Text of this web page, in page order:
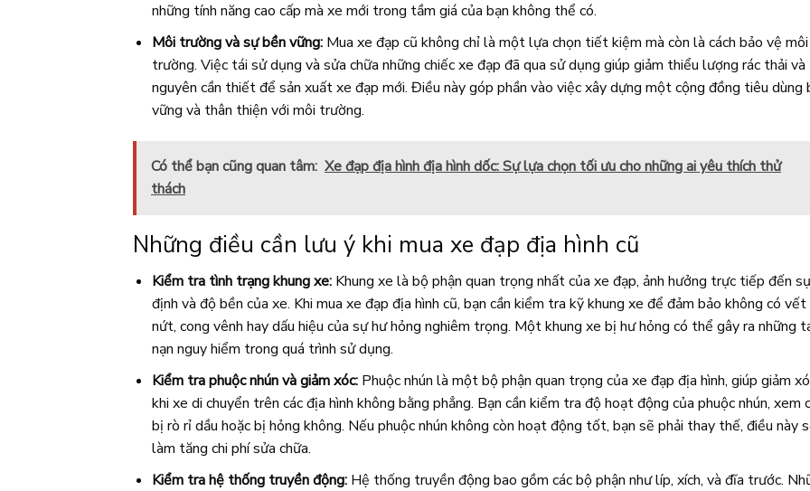
những tính năng cao cấp mà xe mới trong tầm giá của bạn không thể có.
Môi trường và sự bền vững:Mua xe đạp cũ không chỉ là một lựa chọn tiết kiệm mà còn là cách bảo vệ môi
trường. Việc tái sử dụng và sửa chữa những chiếc xe đạp đã qua sử dụng giúp giảm thiểu lượng rác thải
nguyên cần thiết để sản xuất xe đạp mới. Điều này góp phần vào việc xây dựng một cộng đồng tiêu dùng
vững và thân thiện với môi trường.
Có thể bạn cũng quan tâm: Xe đạp địa hình địa hình dốc: Sự lựa chọn tối ưu cho những ai yêu thích thử
thách
Những điều cần lưu ý khi mua xe đạp địa hình cũ
Kiểm tra tình trạng khung xe:Khung xe là bộ phận quan trọng nhất của xe đạp, ảnh hưởng trực tiếp đến
định và độ bền của xe. Khi mua xe đạp địa hình cũ, bạn cần kiểm tra kỹ khung xe để đảm bảo không có vết
nứt, cong vênh hay dấu hiệu của sự hư hỏng nghiêm trọng. Một khung xe bị hư hỏng có thể gây ra những
nạn nguy hiểm trong quá trình sử dụng.
Kiểm tra phuộc nhún và giảm xóc:Phuộc nhún là một bộ phận quan trọng của xe đạp địa hình, giúp giảm
khi xe di chuyển trên các địa hình không bằng phẳng. Bạn cần kiểm tra độ hoạt động của phuộc nhún, xem
bị rò rỉ dầu hoặc bị hỏng không. Nếu phuộc nhún không còn hoạt động tốt, bạn sẽ phải thay thế, điều này
làm tăng chi phí sửa chữa.
Kiểm tra hệ thống truyền động:Hệ thống truyền động bao gồm các bộ phận như líp, xích, và đĩa trước.